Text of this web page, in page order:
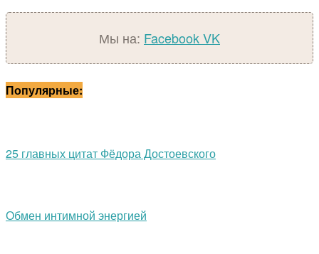
Мы на: FacebookVK
Популярные:
25 главных цитат Фёдора Достоевского
Обмен интимной энергией